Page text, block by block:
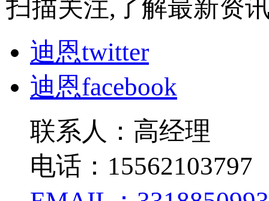
扫描关注,了解最新资
迪恩twitter
迪恩facebook
联系人：高经理
电话：15562103797